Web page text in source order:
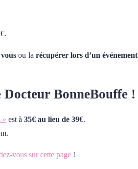
ou la récupérer lors d’un événement
BonneBouffe !
» est à 35€ au lieu de 39€.
vous sur cette page !